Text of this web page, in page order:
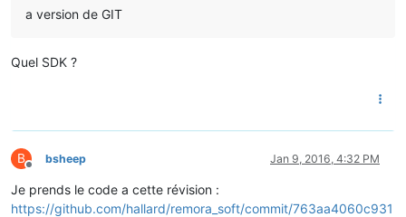
a version de GIT
Quel SDK ?
B
Offline
bsheep Jan 9, 2016, 4:32 PM
Je prends le code a cette révision :
https://github.com/hallard/remora_soft/commit/763aa4060c931